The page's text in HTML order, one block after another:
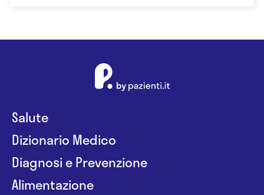
Salute
Dizionario Medico
Diagnosi e Prevenzione
Alimentazione